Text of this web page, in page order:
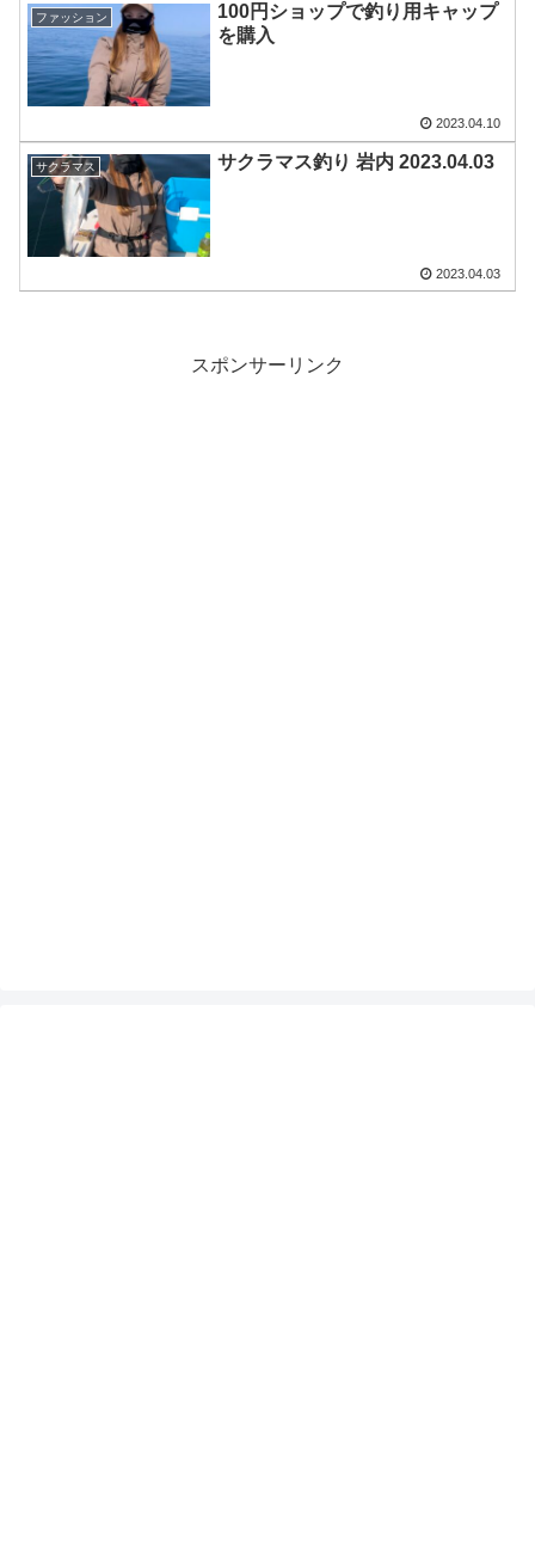
ファッション
100円ショップで釣り用キャップ
を購入
2023.04.10
サクラマス サクラマス釣り 岩内 2023.04.03
2023.04.03
スポンサーリンク